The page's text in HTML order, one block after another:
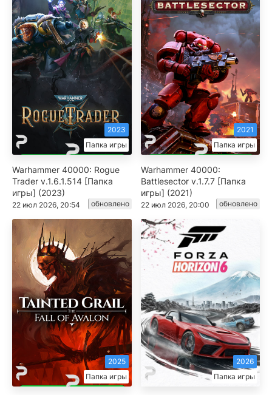
Папка игры
2023
Warhammer 40000: Rogue
Trader v.1.6.1.514 [Папка
игры] (2023)
22 июл 2026, 20:54 обновлено
Папка игры
2021
Warhammer 40000:
Battlesector v.1.7.7 [Папка
игры] (2021)
22 июл 2026, 20:00 обновлено
Папка игры
2025
Папка игры
2026